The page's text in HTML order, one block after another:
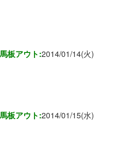
板アウト:2014/01/14(火)
板アウト:2014/01/15(水)